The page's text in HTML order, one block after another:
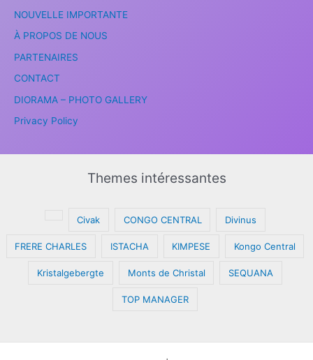
NOUVELLE IMPORTANTE
À PROPOS DE NOUS
PARTENAIRES
CONTACT
DIORAMA – PHOTO GALLERY
Privacy Policy
Themes intéressantes
Civak CONGO CENTRAL Divinus
FRERE CHARLES ISTACHA KIMPESE Kongo Central
Kristalgebergte Monts de Christal SEQUANA
TOP MANAGER